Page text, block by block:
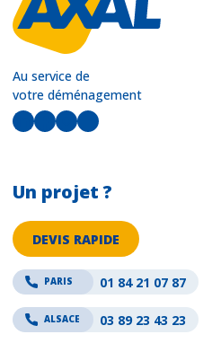
Au service de
votre déménagement
LinkedIn
Facebook
Instagram
YouTube
Un projet ?
DEVIS RAPIDE
PARIS 01 84 21 07 87
ALSACE 03 89 23 43 23